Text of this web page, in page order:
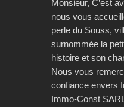
Monsieur, C’est
nous vous
perle du Souss,
surnommée la
histoire et son
Nous vous
confiance envers
Immo-Const